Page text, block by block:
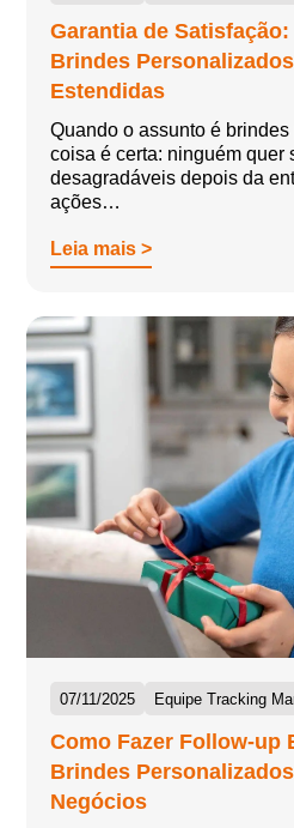
Garantia de
Brindes
Estendidas
Quando o assunto é
coisa é certa: ninguém quer
desagradáveis depois da
ações…
Leia mais >
07/11/2025 Equipe Tracking
Como Fazer Follow-up
Brindes
Negócios